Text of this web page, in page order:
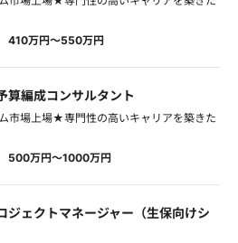
410万円～550万円
算編成コンサルタント
市場上場★専門性の高いキャリアを築きた
500万円～1000万円
ジェクトマネージャー（生保向けシ